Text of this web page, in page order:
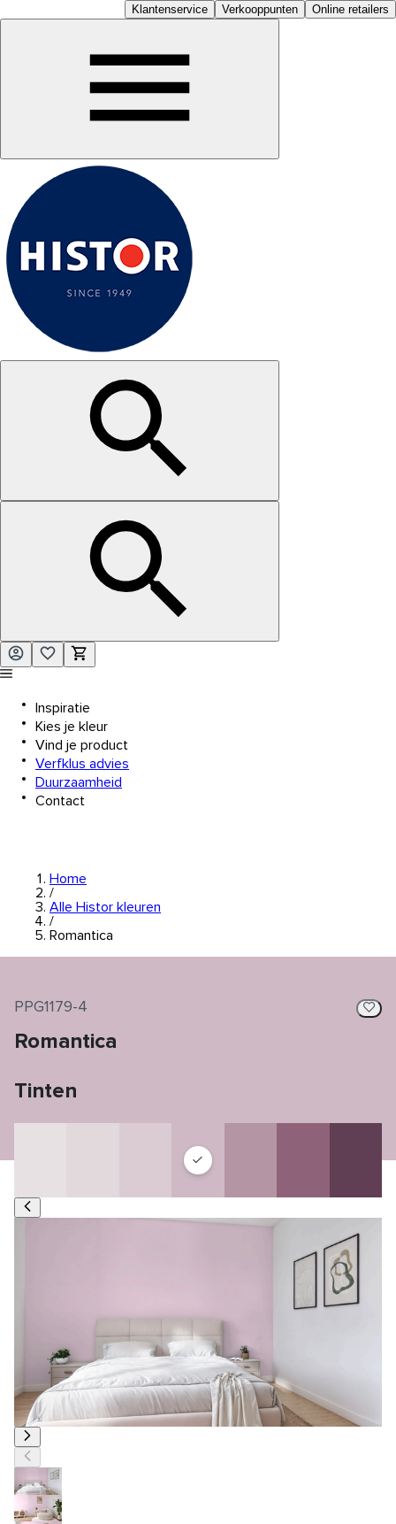
Klantenservice Verkooppunten Online retailers
Inspiratie
Kies je kleur
Vind je product
Verfklus advies
Duurzaamheid
Contact
Home
/
Alle Histor kleuren
/
Romantica
PPG1179-4
Romantica
Tinten